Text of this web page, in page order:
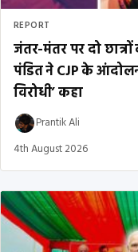
REPORT
जंतर-मंतर पर दो
पंडित ने CJP के
विरोधी’ कहा
Prantik Ali
4th August 2026